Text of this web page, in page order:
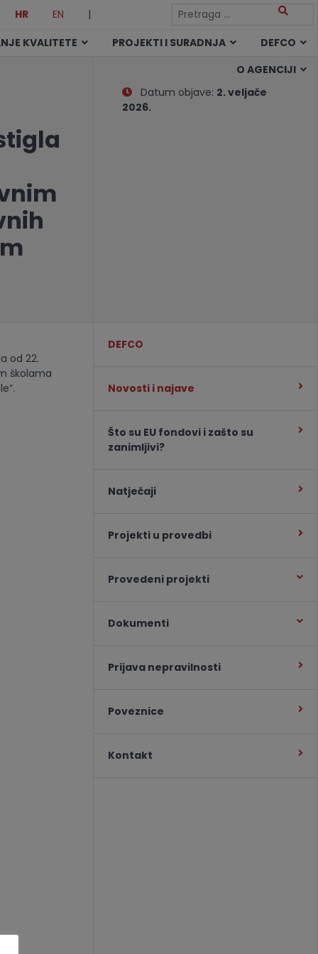
HR EN
|
KVALITETE
PROJEKTI I SURADNJA
DEFCO
O AGENCIJI
Datum objave: 2. veljače
2026.
od 22.
školama
DEFCO
Novosti i najave
Što su EU fondovi i zašto su
zanimljivi?
Natječaji
Projekti u provedbi
Provedeni projekti
Dokumenti
Prijava nepravilnosti
Poveznice
Kontakt